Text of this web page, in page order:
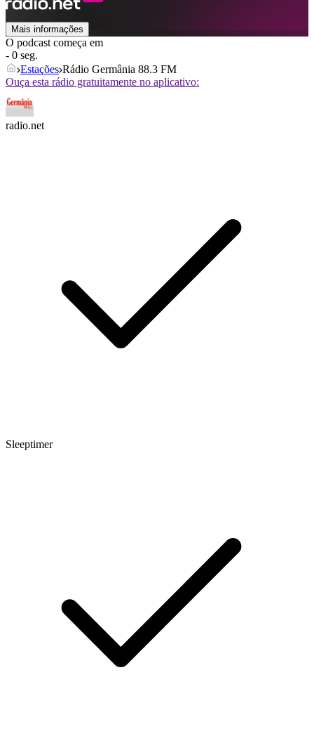
Mais informações
O podcast começa em
- 0 seg.
Estações Rádio Germânia 88.3 FM
Ouça esta rádio gratuitamente no aplicativo:
radio.net
Sleeptimer